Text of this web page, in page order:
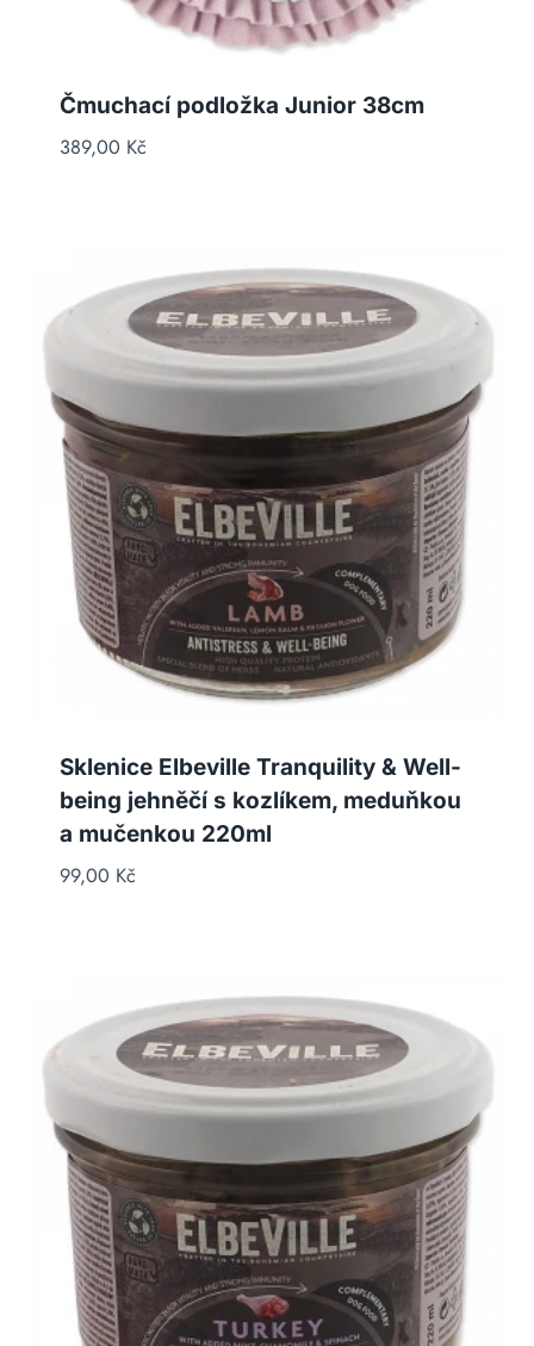
Čmuchací podložka Junior 38cm
389,00 Kč
Sklenice Elbeville Tranquility & Well-
being jehněčí s kozlíkem, meduňkou
a mučenkou 220ml
99,00 Kč